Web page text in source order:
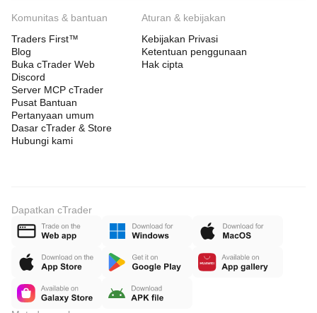
Komunitas & bantuan
Traders First™
Blog
Buka cTrader Web
Discord
Server MCP cTrader
Pusat Bantuan
Pertanyaan umum
Dasar cTrader & Store
Hubungi kami
Aturan & kebijakan
Kebijakan Privasi
Ketentuan penggunaan
Hak cipta
Dapatkan cTrader